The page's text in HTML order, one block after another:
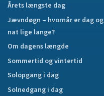
Årets længste dag
Jævndøgn – hvornår er dag og
nat lige lange?
Om dagens længde
Sommertid og vintertid
Solopgang i dag
Solnedgang i dag